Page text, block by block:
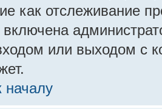
как отслеживание
включена
или выходом с
началу